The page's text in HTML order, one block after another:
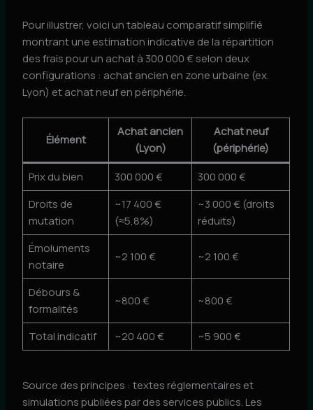
Pour illustrer, voici un tableau comparatif simplifié
montrant une estimation indicative de la répartition
des frais pour un achat à 300 000 € selon deux
configurations : achat ancien en zone urbaine (ex.
Lyon) et achat neuf en périphérie.
Élément
Achat ancien
(Lyon)
Achat neuf
(périphérie)
Prix du bien
300 000 €
300 000 €
Droits de
mutation
~17 400 €
(≈5,8%)
~3 000 € (droits
réduits)
Émoluments
notaire
~2 100 € ~2 100 €
Débours &
formalités
~800 € ~800 €
Total indicatif ~20 400 € ~5 900 €
Source des principes : textes réglementaires et
simulations publiées par des services publics. Les